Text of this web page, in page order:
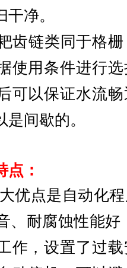
净。
链类同于格栅
使用条件进行
可以保证水流
间歇的。
点：
优点是自动化
、耐腐蚀性能
作，设置了过